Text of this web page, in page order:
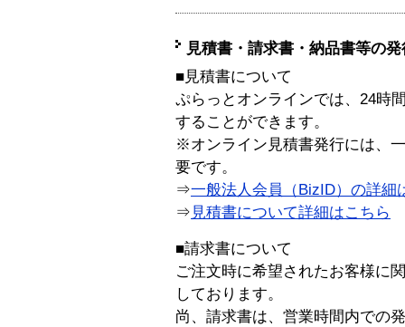
見積書・請求書・納品書等の
■見積書について
ぷらっとオンラインでは、24時
することができます。
※オンライン見積書発行には、
要です。
⇒一般法人会員（BizID）の詳細
⇒ 見積書について詳細はこちら
■請求書について
ご注文時に希望されたお客様に
しております。
尚、請求書は、営業時間内での